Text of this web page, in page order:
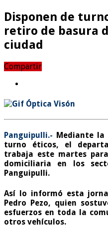
Disponen de
retiro de basura
ciudad
Compartir
Panguipulli.- Mediante la
turno éticos, el
trabaja este martes
domiciliaria en los
Panguipulli.
Así lo informó esta
Pedro Pezo, quien
esfuerzos en toda la
otros vehículos.